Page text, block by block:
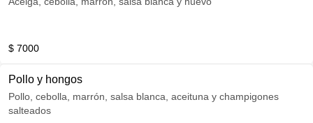
$ 7000
Pollo y hongos
Pollo, cebolla, marrón, salsa blanca, aceituna y champigones
salteados